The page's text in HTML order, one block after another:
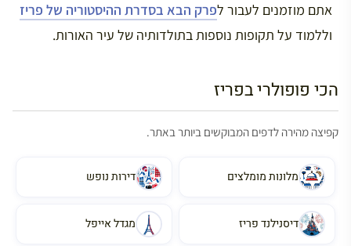
אתם מוזמנים לעבור לפרק הבא בסדרת ההיסטוריה של פריז
וללמוד על תקופות נוספות בתולדותיה של עיר האורות.
הכי פופולרי בפריז
קפיצה מהירה לדפים המבוקשים ביותר באתר.
מלונות מומלצים דירות נופש
דיסנילנד פריז מגדל אייפל